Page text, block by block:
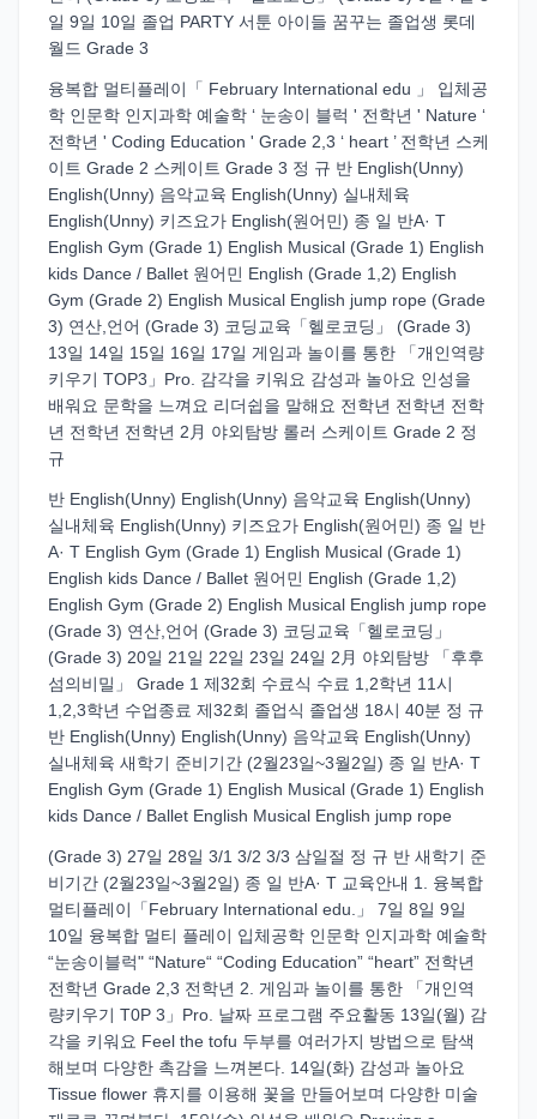
일 9일 10일 졸업 PARTY 서툰 아이들 꿈꾸는 졸업생 롯데
월드 Grade 3
융복합 멀티플레이「 February International edu 」 입체공
학 인문학 인지과학 예술학 ‘ 눈송이 블럭 ' 전학년 ' Nature ‘
전학년 ' Coding Education ' Grade 2,3 ‘ heart ’ 전학년 스케
이트 Grade 2 스케이트 Grade 3 정 규 반 English(Unny)
English(Unny) 음악교육 English(Unny) 실내체육
English(Unny) 키즈요가 English(원어민) 종 일 반A· T
English Gym (Grade 1) English Musical (Grade 1) English
kids Dance / Ballet 원어민 English (Grade 1,2) English
Gym (Grade 2) English Musical English jump rope (Grade
3) 연산,언어 (Grade 3) 코딩교육「헬로코딩」 (Grade 3)
13일 14일 15일 16일 17일 게임과 놀이를 통한 「개인역량
키우기 TOP3」Pro. 감각을 키워요 감성과 놀아요 인성을
배워요 문학을 느껴요 리더쉽을 말해요 전학년 전학년 전학
년 전학년 전학년 2月 야외탐방 롤러 스케이트 Grade 2 정
규
반 English(Unny) English(Unny) 음악교육 English(Unny)
실내체육 English(Unny) 키즈요가 English(원어민) 종 일 반
A· T English Gym (Grade 1) English Musical (Grade 1)
English kids Dance / Ballet 원어민 English (Grade 1,2)
English Gym (Grade 2) English Musical English jump rope
(Grade 3) 연산,언어 (Grade 3) 코딩교육「헬로코딩」
(Grade 3) 20일 21일 22일 23일 24일 2月 야외탐방 「후후
섬의비밀」 Grade 1 제32회 수료식 수료 1,2학년 11시
1,2,3학년 수업종료 제32회 졸업식 졸업생 18시 40분 정 규
반 English(Unny) English(Unny) 음악교육 English(Unny)
실내체육 새학기 준비기간 (2월23일~3월2일) 종 일 반A· T
English Gym (Grade 1) English Musical (Grade 1) English
kids Dance / Ballet English Musical English jump rope
(Grade 3) 27일 28일 3/1 3/2 3/3 삼일절 정 규 반 새학기 준
비기간 (2월23일~3월2일) 종 일 반A· T 교육안내 1. 융복합
멀티플레이「February International edu.」 7일 8일 9일
10일 융복합 멀티 플레이 입체공학 인문학 인지과학 예술학
“눈송이블럭" “Nature“ “Coding Education” “heart” 전학년
전학년 Grade 2,3 전학년 2. 게임과 놀이를 통한 「개인역
량키우기 T0P 3」Pro. 날짜 프로그램 주요활동 13일(월) 감
각을 키워요 Feel the tofu 두부를 여러가지 방법으로 탐색
해보며 다양한 촉감을 느껴본다. 14일(화) 감성과 놀아요
Tissue flower 휴지를 이용해 꽃을 만들어보며 다양한 미술